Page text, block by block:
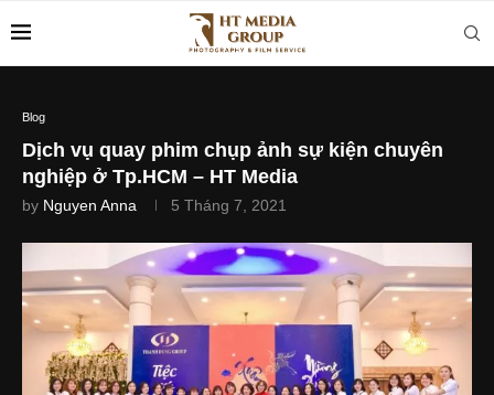
Blog
Dịch vụ quay phim chụp ảnh sự kiện chuyên
nghiệp ở Tp.HCM – HT Media
by Nguyen Anna 5 Tháng 7, 2021